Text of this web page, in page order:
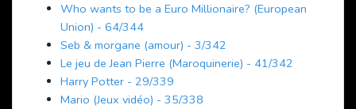
Who wants to be a Euro Millionaire? (European
Union) - 64/344
Seb & morgane (amour) - 3/342
Le jeu de Jean Pierre (Maroquinerie) - 41/342
Harry Potter - 29/339
Mario (Jeux vidéo) - 35/338